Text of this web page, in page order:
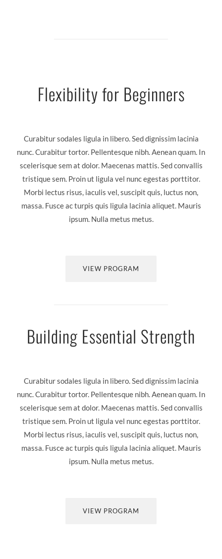
Flexibility for Beginners
Curabitur sodales ligula in libero. Sed dignissim lacinia
nunc. Curabitur tortor. Pellentesque nibh. Aenean quam. In
scelerisque sem at dolor. Maecenas mattis. Sed convallis
tristique sem. Proin ut ligula vel nunc egestas porttitor.
Morbi lectus risus, iaculis vel, suscipit quis, luctus non,
massa. Fusce ac turpis quis ligula lacinia aliquet. Mauris
ipsum. Nulla metus metus.
VIEW PROGRAM
Building Essential Strength
Curabitur sodales ligula in libero. Sed dignissim lacinia
nunc. Curabitur tortor. Pellentesque nibh. Aenean quam. In
scelerisque sem at dolor. Maecenas mattis. Sed convallis
tristique sem. Proin ut ligula vel nunc egestas porttitor.
Morbi lectus risus, iaculis vel, suscipit quis, luctus non,
massa. Fusce ac turpis quis ligula lacinia aliquet. Mauris
ipsum. Nulla metus metus.
VIEW PROGRAM